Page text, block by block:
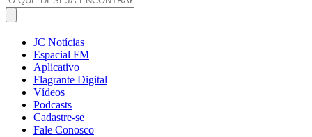
JC Notícias
Espacial FM
Aplicativo
Flagrante Digital
Vídeos
Podcasts
Cadastre-se
Fale Conosco